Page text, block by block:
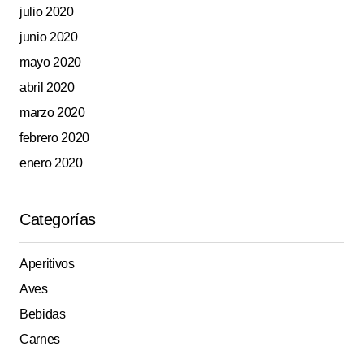
julio 2020
junio 2020
mayo 2020
abril 2020
marzo 2020
febrero 2020
enero 2020
Categorías
Aperitivos
Aves
Bebidas
Carnes